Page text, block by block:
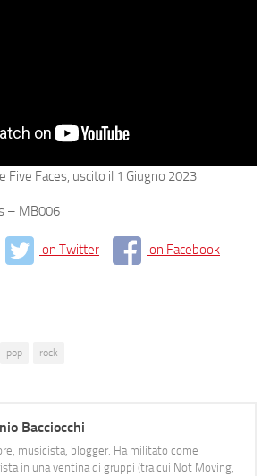
Five Faces, uscito il 1 Giugno 2023
– MB006
on Twitter on Facebook
pop rock
Bacciocchi
musicista, blogger. Ha militato come
in una ventina di gruppi (tra cui Not Moving,